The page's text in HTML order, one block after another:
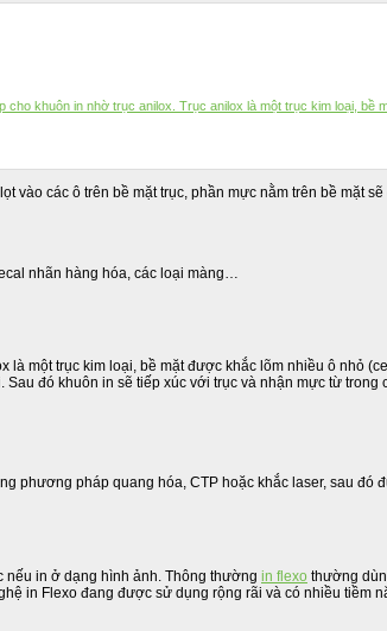
khuôn in nhờ trục anilox. Trục anilox là một trục kim loại, bề
vào các ô trên bề mặt trục, phần mực nằm trên bề mặt
nhãn hàng hóa, các loại màng…
một trục kim loại, bề mặt được khắc lõm nhiều ô nhỏ
đó khuôn in sẽ tiếp xúc với trục và nhận mực từ trong
phương pháp quang hóa, CTP hoặc khắc laser, sau
in ở dạng hình ảnh. Thông thường in flexo thường
in Flexo đang được sử dụng rộng rãi và có nhiều